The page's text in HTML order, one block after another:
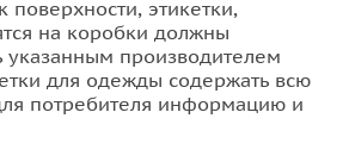
поверхности, этикетки,
на коробки должны
указанным производителем
для одежды содержать всю
потребителя информацию и